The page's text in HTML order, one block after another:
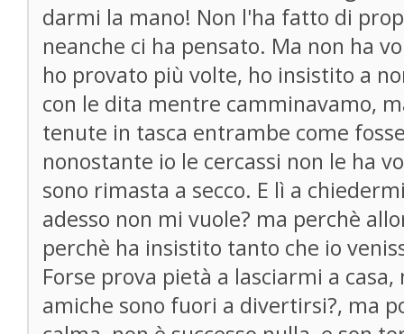
darmi la mano! Non l'ha fatto di
neanche ci ha pensato. Ma non ha
ho provato più volte, ho insistito a
con le dita mentre camminavamo,
tenute in tasca entrambe come
nonostante io le cercassi non le ha
sono rimasta a secco. E lì a
adesso non mi vuole? ma perchè
perchè ha insistito tanto che io
Forse prova pietà a lasciarmi a
amiche sono fuori a divertirsi?, ma